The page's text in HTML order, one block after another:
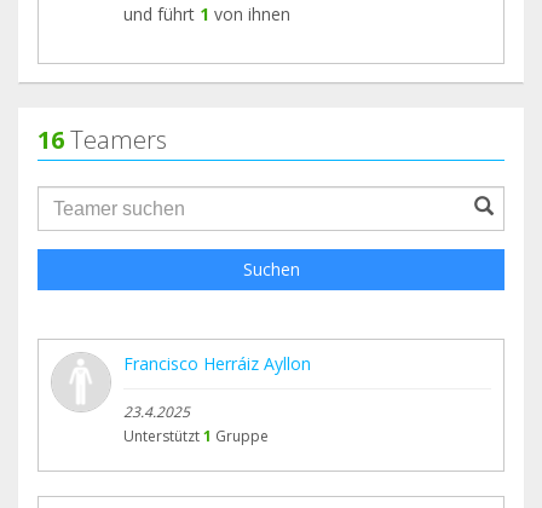
und führt 1 von ihnen
16Teamers
groupProfile.searchForm.search.text???
Suchen
Francisco Herráiz Ayllon
23.4.2025
Unterstützt1 Gruppe